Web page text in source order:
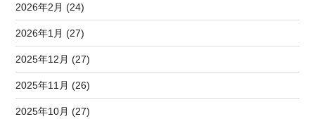
2026年2月 (24)
2026年1月 (27)
2025年12月 (27)
2025年11月 (26)
2025年10月 (27)